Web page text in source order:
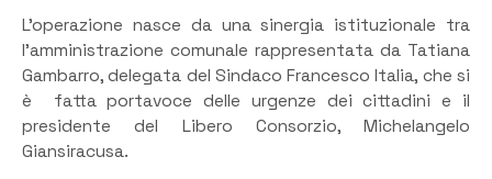
L’operazione nasce da una sinergia istituzionale tra
l’amministrazione comunale rappresentata da Tatiana
Gambarro, delegata del Sindaco Francesco Italia, che si
è fatta portavoce delle urgenze dei cittadini e il
presidente del Libero Consorzio, Michelangelo
Giansiracusa.